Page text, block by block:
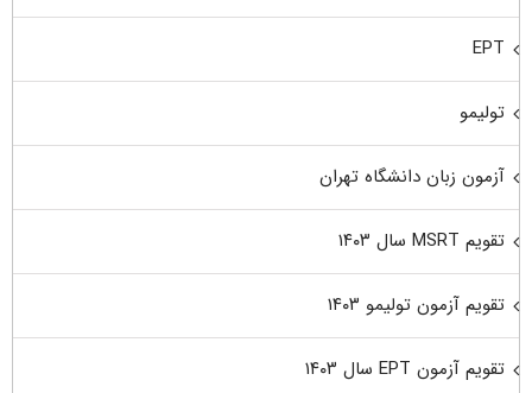
EPT
تولیمو
آزمون زبان دانشگاه تهران
تقویم MSRT سال ۱۴۰۳
تقویم آزمون تولیمو ۱۴۰۳
تقویم آزمون EPT سال ۱۴۰۳